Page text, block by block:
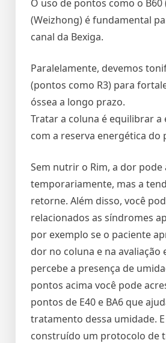
O uso de pontos como o B60
(Weizhong) é fundamental
canal da Bexiga.
Paralelamente, devemos
(pontos como R3) para
óssea a longo prazo.
Tratar a coluna é equilibrar
com a reserva energética do
Sem nutrir o Rim, a dor
temporariamente, mas a
retorne. Além disso, você
relacionados as síndromes
por exemplo se o paciente
dor no coluna e na avaliação
percebe a presença de
pontos acima você pode
pontos de E40 e BA6 que
tratamento dessa umidade.
construído um protocolo de